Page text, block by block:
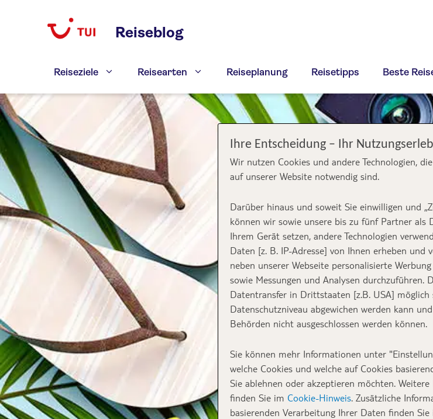
Reiseblog
Reiseziele Reisearten Reiseplanung Reisetipps Beste
Ihre Entscheidung – Ihr
Wir nutzen Cookies und andere Technologien,
auf unserer Website notwendig sind.
Darüber hinaus und soweit Sie einwilligen und
können wir sowie unsere bis zu fünf Partner als
Ihrem Gerät setzen, andere Technologien
Daten [z. B. IP-Adresse] von Ihnen erheben und
neben unserer Webseite personalisierte
sowie Messungen und Analysen durchzuführen.
Datentransfer in Drittstaaten [z.B. USA] möglich
Datenschutzniveau abgewichen werden kann
Behörden nicht ausgeschlossen werden können.
Sie können mehr Informationen unter
welche Cookies und welche auf Cookies
Sie ablehnen oder akzeptieren möchten.
finden Sie im Cookie-Hinweis. Zusätzliche
basierenden Verarbeitung Ihrer Daten finden Sie